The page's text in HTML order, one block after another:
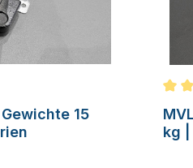
von 5 von 5 Sternen
15
kg |